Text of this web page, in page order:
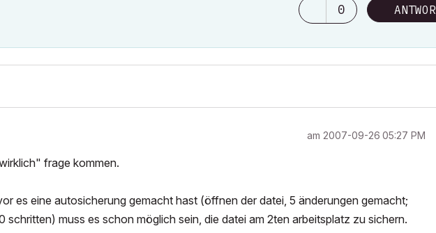
0
am ‎2007-09-26 05:27 PM
frage kommen.
es eine autosicherung gemacht hast (öffnen der datei, 5 änderungen gemacht;
schritten) muss es schon möglich sein, die datei am 2ten arbeitsplatz zu sichern.